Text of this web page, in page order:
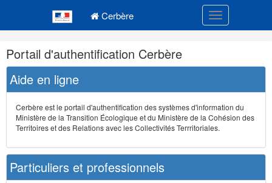
Cerbère Toggle
Navigation
et
outils
annexes
Portail d'authentification Cerbère
Aide en ligne
Cerbère est le portail d'authentification des systèmes d'information du
Ministère de la Transition Écologique et du Ministère de la Cohésion des
Territoires et des Relations avec les Collectivités Terrritoriales.
Particuliers et professionnels